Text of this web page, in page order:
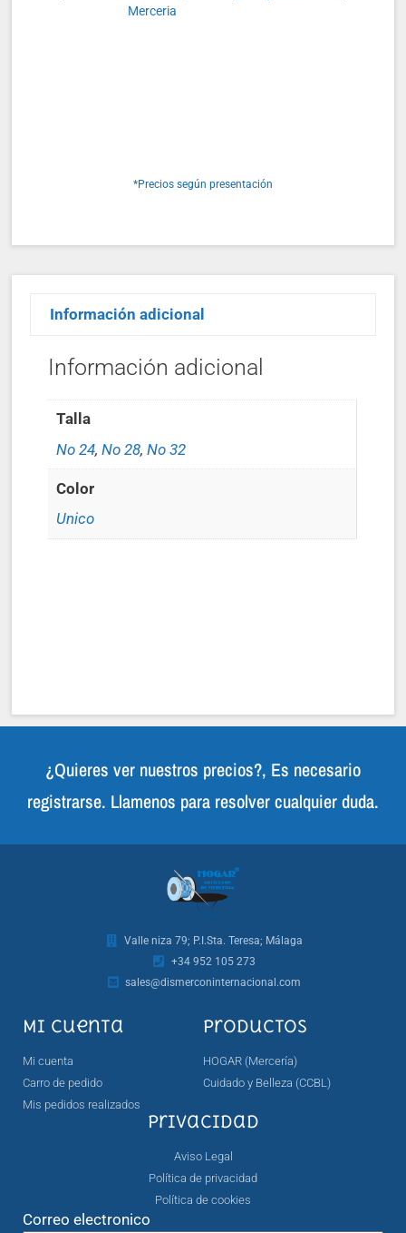
Merceria
*Precios según presentación
Información adicional
Información adicional
Talla
No 24, No 28, No 32
Color
Unico
¿Quieres ver nuestros precios?, Es necesario
registrarse. Llamenos para resolver cualquier duda.
Valle niza 79; P.I.Sta. Teresa; Málaga
+34 952 105 273
sales@dismerconinternacional.com
Mi cuenta
Mi cuenta
Carro de pedido
Mis pedidos realizados
Productos
HOGAR (Mercería)
Cuidado y Belleza (CCBL)
Privacidad
Aviso Legal
Política de privacidad
Política de cookies
Correo electronico